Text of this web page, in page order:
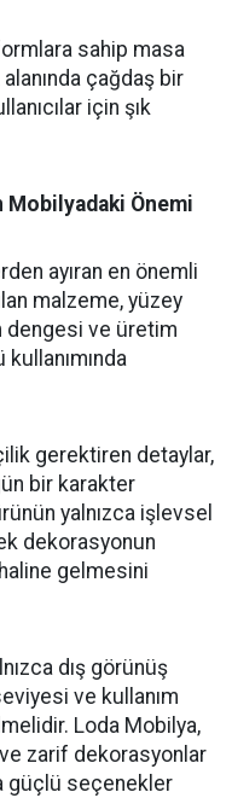
sahip masa
çağdaş bir
için şık
Önemi
ayıran en önemli
malzeme, yüzey
dengesi ve üretim
gerektiren detaylar,
bir karakter
yalnızca işlevsel
dekorasyonun
gelmesini
dış görünüş
ve kullanım
Loda Mobilya,
zarif dekorasyonlar
güçlü seçenekler